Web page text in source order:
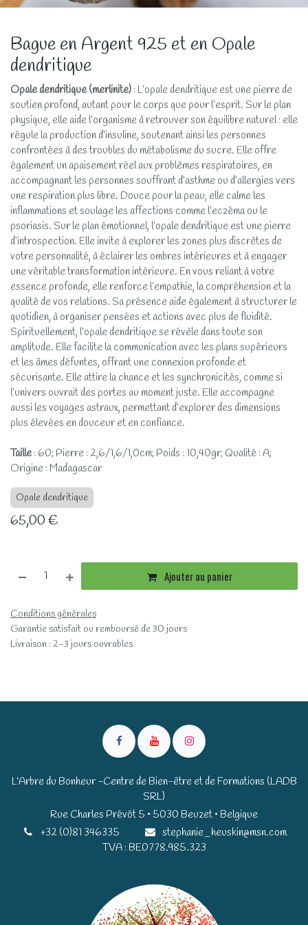
Bague en Argent 925 et en Opale
dendritique
Opale dendritique (merlinite) : L’opale dendritique est une pierre de
soutien profond, autant pour le corps que pour l’esprit. Sur le plan
physique, elle aide l’organisme à retrouver son équilibre naturel : elle
régule la production d’insuline, soutenant ainsi les personnes
confrontées à des troubles du métabolisme du sucre. Elle offre
également un apaisement réel aux problèmes respiratoires, en
accompagnant les personnes souffrant d’asthme ou d’allergies vers
une respiration plus libre. Douce pour la peau, elle calme les
inflammations et soulage les affections comme l’eczéma ou le
psoriasis. Sur le plan émotionnel, l’opale dendritique est une pierre
d’introspection. Elle invite à explorer les zones plus discrètes de
votre personnalité, à éclairer les ombres intérieures et à engager
une véritable transformation intérieure. En vous reliant à votre
essence profonde, elle renforce l’empathie, la compréhension et la
qualité de vos relations. Sa présence aide également à structurer le
quotidien, à organiser pensées et actions avec plus de fluidité.
Spirituellement, l’opale dendritique se révèle dans toute son
amplitude. Elle facilite la communication avec les plans supérieurs
et les âmes défuntes, offrant une connexion profonde et
sécurisante. Elle attire la chance et les synchronicités, comme si
l’univers ouvrait des portes au moment juste. Elle accompagne
aussi les voyages astraux, permettant d’explorer des dimensions
plus élevées en douceur et en confiance.
Taille : 60; Pierre : 2,6/1,6/1,0cm; Poids : 10,40gr; Qualité : A;
Origine : Madagascar
Opale dendritique
65,00€
Ajouter au panier
Conditions générales
Garantie satisfait ou remboursé de 30 jours
Livraison : 2-3 jours ouvrables
L'Arbre du Bonheur -Centre de Bien-être et de Formations (LADB
SRL)
Rue Charles Prévôt 5 • 5030 Beuzet • Belgique​​
+32 (0)81 346335
stephanie_heuskin@msn.com
TVA : BE0778.985.323